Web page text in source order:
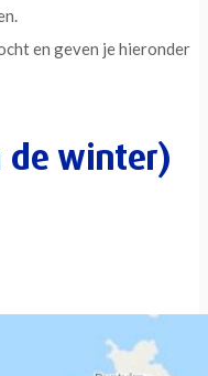
en geven je hieronder
de winter)